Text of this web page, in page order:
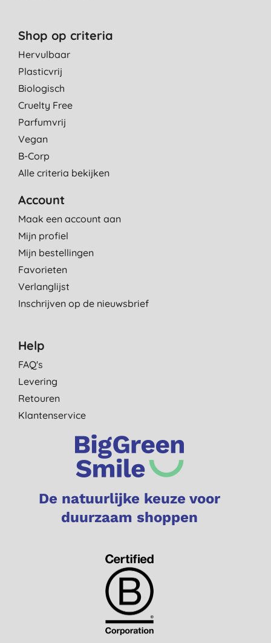
Shop op criteria
Hervulbaar
Plasticvrij
Biologisch
Cruelty Free
Parfumvrij
Vegan
B-Corp
Alle criteria bekijken
Account
Maak een account aan
Mijn profiel
Mijn bestellingen
Favorieten
Verlanglijst
Inschrijven op de nieuwsbrief
Help
FAQ's
Levering
Retouren
Klantenservice
De natuurlijke keuze voor
duurzaam shoppen